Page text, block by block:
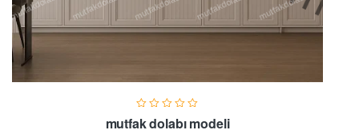
mutfak dolabı modeli